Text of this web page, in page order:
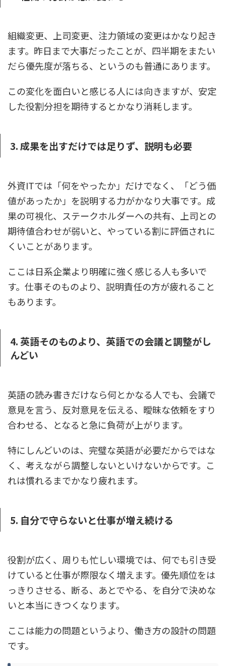
組織変更、上司変更、注力領域の変更はかなり起き
ます。昨日まで大事だったことが、四半期をまたい
だら優先度が落ちる、というのも普通にあります。
この変化を面白いと感じる人には向きますが、安定
した役割分担を期待するとかなり消耗します。
3. 成果を出すだけでは足りず、説明も必要
外資ITでは「何をやったか」だけでなく、「どう価
値があったか」を説明する力がかなり大事です。成
果の可視化、ステークホルダーへの共有、上司との
期待値合わせが弱いと、やっている割に評価されに
くいことがあります。
ここは日系企業より明確に強く感じる人も多いで
す。仕事そのものより、説明責任の方が疲れること
もあります。
4. 英語そのものより、英語での会議と調整がし
んどい
英語の読み書きだけなら何とかなる人でも、会議で
意見を言う、反対意見を伝える、曖昧な依頼をすり
合わせる、となると急に負荷が上がります。
特にしんどいのは、完璧な英語が必要だからではな
く、考えながら調整しないといけないからです。こ
れは慣れるまでかなり疲れます。
5. 自分で守らないと仕事が増え続ける
役割が広く、周りも忙しい環境では、何でも引き受
けていると仕事が際限なく増えます。優先順位をは
っきりさせる、断る、あとでやる、を自分で決めな
いと本当にきつくなります。
ここは能力の問題というより、働き方の設計の問題
です。